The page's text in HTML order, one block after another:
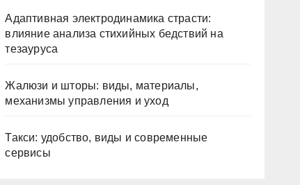
Адаптивная электродинамика страсти:
влияние анализа стихийных бедствий на
тезауруса
Жалюзи и шторы: виды, материалы,
механизмы управления и уход
Такси: удобство, виды и современные
сервисы